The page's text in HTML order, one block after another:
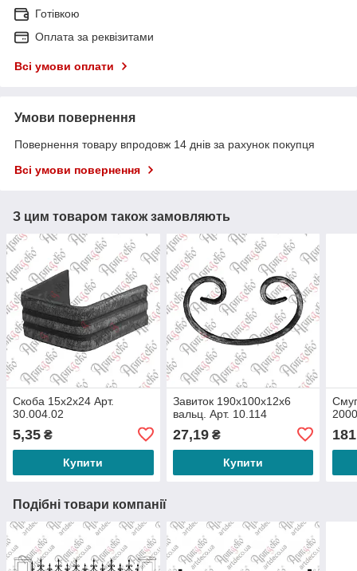
Готівкою
Оплата за реквізитами
Всі умови оплати
Умови повернення
Повернення товару впродовж 14 днів за рахунок покупця
Всі умови повернення
З цим товаром також замовляють
Скоба 15х2х24 Арт.
30.004.02
5,35 ₴
Купити
Завиток 190х100х12х6
вальц. Арт. 10.114
27,19₴
Купити
Подібні товари компанії